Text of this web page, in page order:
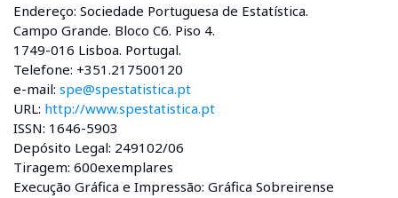
Endereço: Sociedade Portuguesa de Estatística.
Campo Grande. Bloco C6. Piso 4.
1749-016 Lisboa. Portugal.
Telefone: +351.217500120
e-mail: spe@spestatistica.pt
URL: http://www.spestatistica.pt
ISSN: 1646-5903
Depósito Legal: 249102/06
Tiragem: 600exemplares
Execução Gráfica e Impressão: Gráfica Sobreirense